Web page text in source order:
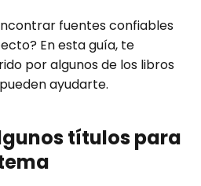
fuentes confiables
En esta guía, te
por algunos de los libros
ayudarte.
títulos para